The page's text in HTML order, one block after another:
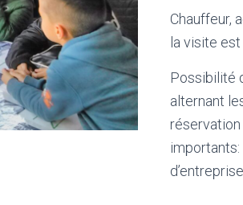
Chauffeur,
la visite
Possibilité
alternant
d’entreprise